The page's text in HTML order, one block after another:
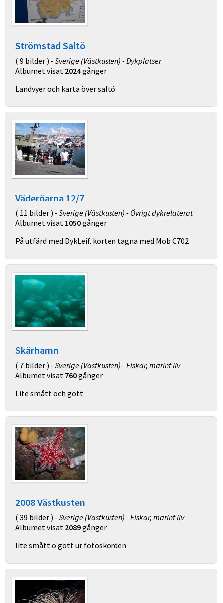
Strömstad Saltö
( 9 bilder ) - Sverige (Västkusten) - Dykplatser
Albumet visat 2024gånger
Landvyer och karta över saltö
Väderöarna 12/7
( 11 bilder ) - Sverige (Västkusten) - Övrigt dykrelaterat
Albumet visat 1050gånger
På utfärd med DykLeif. korten tagna med Mob C702
Skärhamn
( 7 bilder ) - Sverige (Västkusten) - Fiskar, marint liv
Albumet visat 760gånger
Lite smått och gott
2008 Västkusten
( 39 bilder ) - Sverige (Västkusten) - Fiskar, marint liv
Albumet visat 2089gånger
lite smått o gott ur fotoskörden